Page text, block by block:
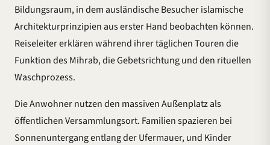
Bildungsraum, in dem ausländische Besucher islamische
Architekturprinzipien aus erster Hand beobachten können.
Reiseleiter erklären während ihrer täglichen Touren die
Funktion des Mihrab, die Gebetsrichtung und den rituellen
Waschprozess.
Die Anwohner nutzen den massiven Außenplatz als
öffentlichen Versammlungsort. Familien spazieren bei
Sonnenuntergang entlang der Ufermauer, und Kinder